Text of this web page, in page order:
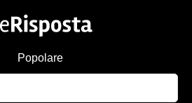
Popolare